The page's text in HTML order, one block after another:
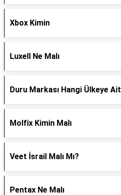
Xbox Kimin
Luxell Ne Malı
Duru Markası Hangi Ülkeye Ait
Molfix Kimin Malı
Veet İsrail Malı Mı?
Pentax Ne Malı